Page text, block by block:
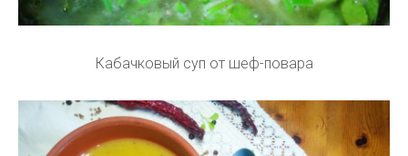
Кабачковый суп от шеф-повара